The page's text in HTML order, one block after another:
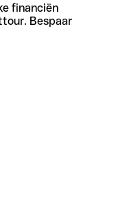
financiën
Bespaar